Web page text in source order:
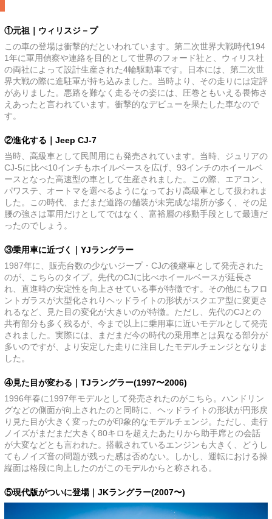
①元祖｜ウィリスジ－プ
この車の登場は衝撃的だといわれています。第二次世界大戦時代194
1年に軍用偵察や連絡を目的として世界のフォード社と、ウィリス社
の両社によって設計生産された4輪駆動車です。日本には、第二次世
界大戦の際に進駐軍が持ち込みました。当時より、その走りには定評
がありました。悪路を難なく走るその姿には、圧巻ともいえる畏怖さ
えあったと言われています。衝撃的なデビューを果たした車なので
す。
②進化する｜ Jeep CJ-7
当時、高級車として民間用にも発売されています。当時、ジュリアの
CJ-5に比べ10インチもホイルベースを広げ、93インチのホイールベ
ースとなった高速型の車として生産されました。この際、エアコン、
パワステ、オートマを選べるようになっており高級車として扱われま
した。この時代、まだまだ道路の舗装が未完成な場所が多く、その足
腰の強さは軍用だけとしてではなく、富裕層の移動手段として最適だ
ったのでしょう。
③乗用車に近づく｜ YJラングラー
1987年に、販売台数の少ないジープ・CJの後継車として発売された
のが、こちらのタイプ。先代のCJに比べホイールベースが延長さ
れ、直進時の安定性を向上させている事が特徴です。その他にもフロ
ントガラスが大型化されりヘッドライトの形状がスクエア型に変更さ
れるなど、見た目の変化が大きいのが特徴。ただし、先代のCJとの
共有部分も多く残るが、今まで以上に乗用車に近いモデルとして発売
されました。実際には、まだまだ今の時代の乗用車とは異なる部分が
多いのですが、より安定した走りに注目したモデルチェンジとなりま
した。
④見た目が変わる｜ TJラングラー(1997〜2006)
1996年春に1997年モデルとして発売されたのがこちら。ハンドリン
グなどの側面が向上されたのと同時に、ヘッドライトの形状が円形戻
り見た目が大きく変ったのが印象的なモデルチェンジ。ただし、走行
ノイズがまだまだ大きく80キロを超えたあたりから助手席との会話
が大変などとも言われた。搭載されているエンジンも大きく、どうし
てもノイズ音の問題が残った感は否めない。しかし、運転における操
縦面は格段に向上したのがこのモデルからと称される。
⑤現代版がついに登場｜ JKラングラー(2007〜)